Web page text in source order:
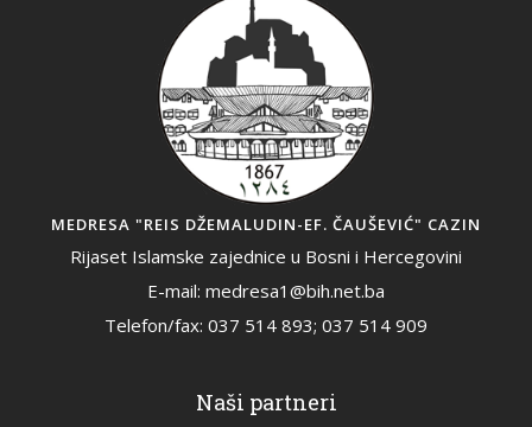
MEDRESA "REIS DŽEMALUDIN-EF. ČAUŠEVIĆ" CAZIN
Rijaset Islamske zajednice u Bosni i Hercegovini
E-mail: medresa1@bih.net.ba
Telefon/fax: 037 514 893; 037 514 909
Naši partneri